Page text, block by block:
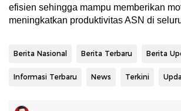
efisien sehingga mampu memberikan
meningkatkan produktivitas ASN di
Berita Nasional Berita Terbaru Berita
Informasi Terbaru News Terkini